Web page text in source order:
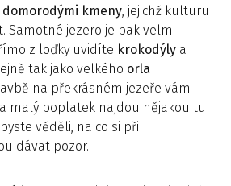
domorodými kmeny, jejichž kulturu
Samotné jezero je pak velmi
z loďky uvidíte krokodýly a
tak jako velkého orla
na překrásném jezeře vám
malý poplatek najdou nějakou tu
věděli, na co si při
dávat pozor.